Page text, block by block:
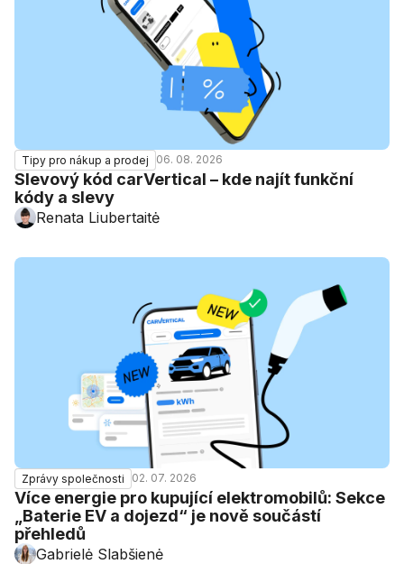
Tipy pro nákup a prodej 06. 08. 2026
Slevový kód carVertical – kde najít funkční
kódy a slevy
Renata Liubertaitė
Zprávy společnosti 02. 07. 2026
Více energie pro kupující elektromobilů: Sekce
„Baterie EV a dojezd“ je nově součástí
přehledů
Gabrielė Slabšienė